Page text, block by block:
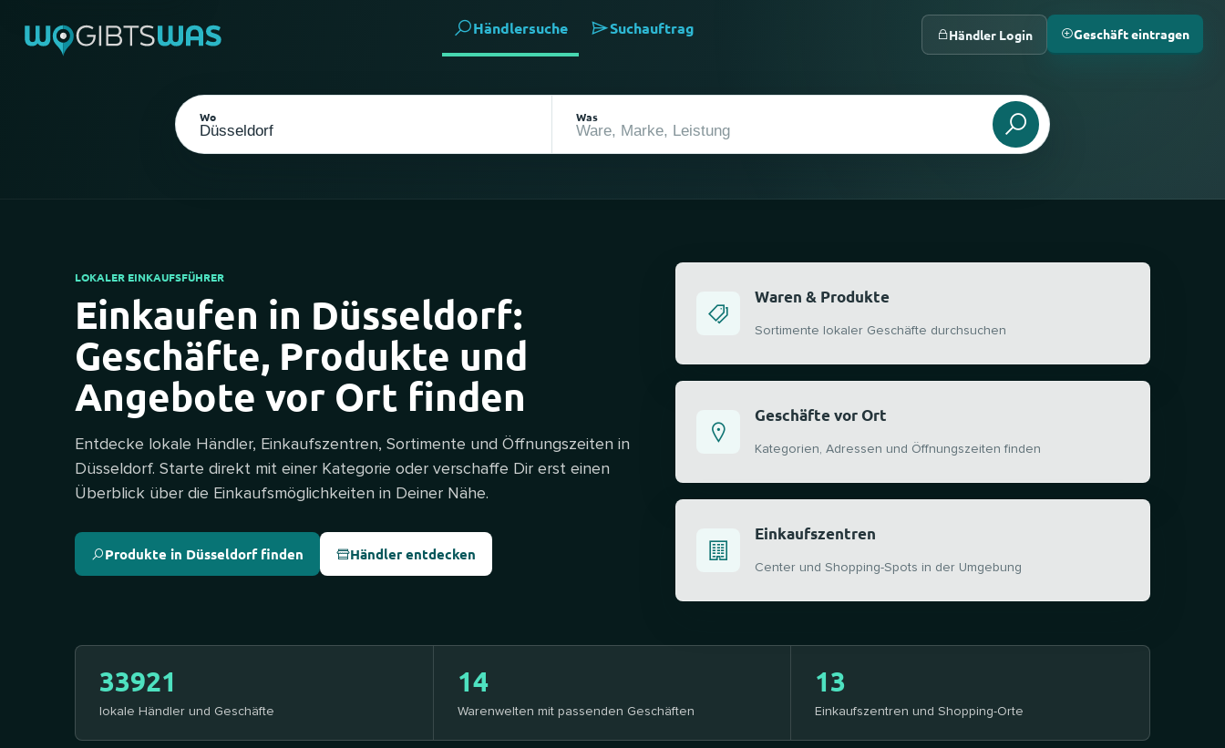
Händlersuche Suchauftrag
Wo Was
Händler Login Geschäft eintragen
Als meinen Standort wählen
LOKALER EINKAUFSFÜHRER
Einkaufen in Düsseldorf:
Geschäfte, Produkte und
Angebote vor Ort finden
Entdecke lokale Händler, Einkaufszentren, Sortimente und Öffnungszeiten in
Düsseldorf. Starte direkt mit einer Kategorie oder verschaffe Dir erst einen
Überblick über die Einkaufsmöglichkeiten in Deiner Nähe.
Produkte in Düsseldorf finden Händler entdecken
Waren & Produkte
Sortimente lokaler Geschäfte durchsuchen
Geschäfte vor Ort
Kategorien, Adressen und Öffnungszeiten finden
Einkaufszentren
Center und Shopping-Spots in der Umgebung
33921
lokale Händler und Geschäfte
14
Warenwelten mit passenden Geschäften
13
Einkaufszentren und Shopping-Orte